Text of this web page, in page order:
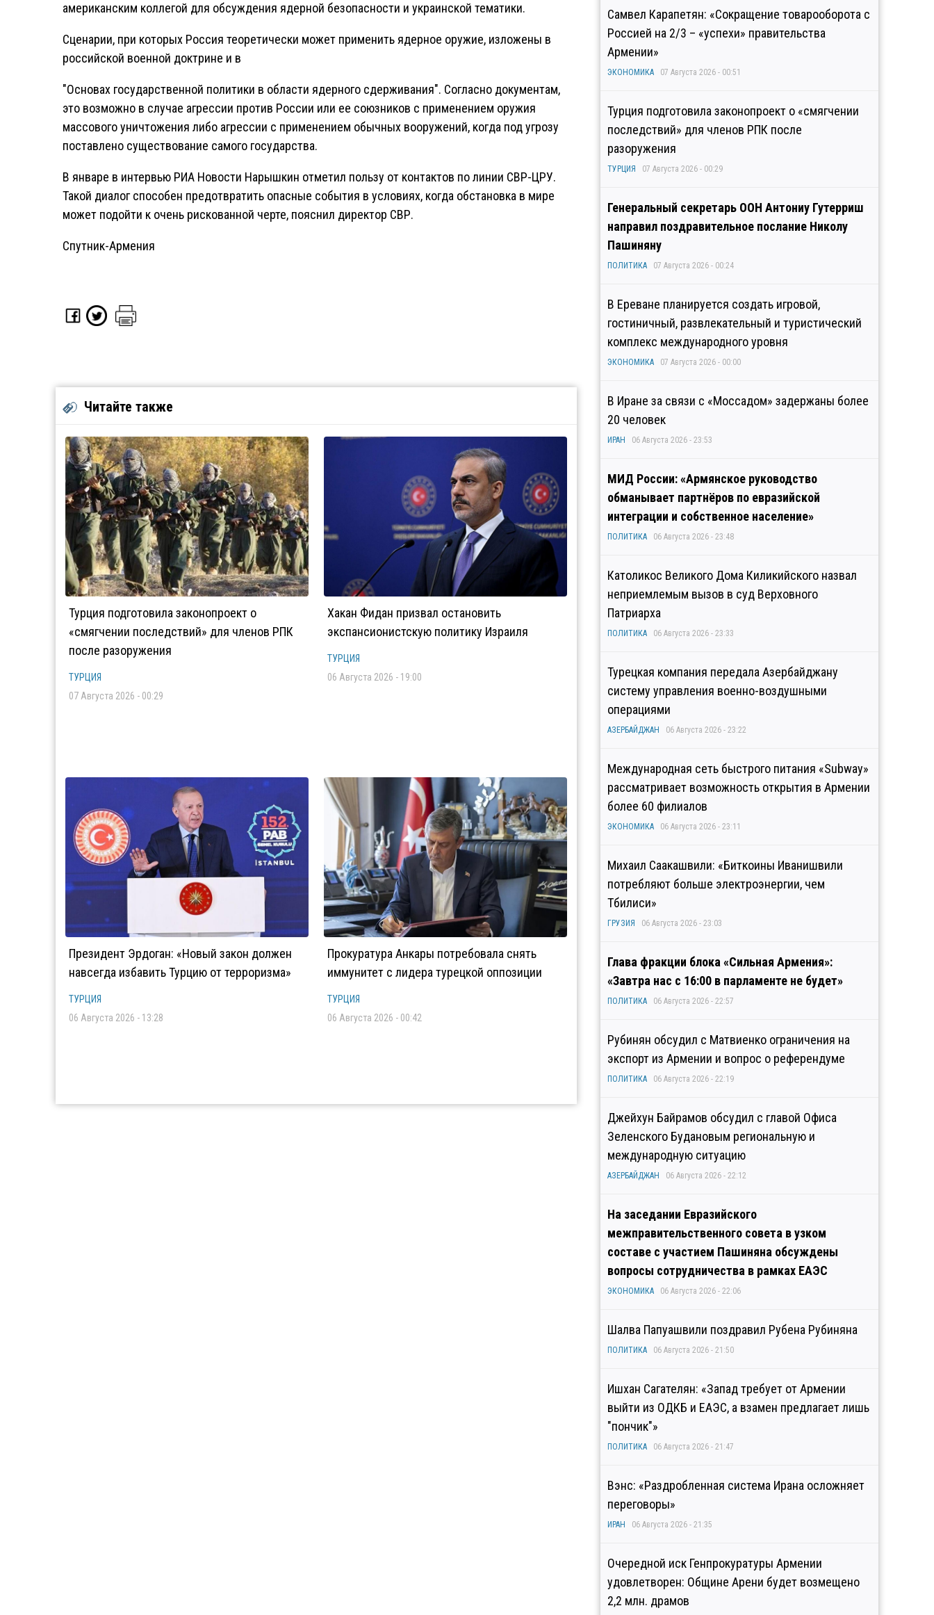
американским коллегой для обсуждения ядерной безопасности и украинской тематики.
Сценарии, при которых Россия теоретически может применить ядерное оружие, изложены в
российской военной доктрине и в
"Основах государственной политики в области ядерного сдерживания". Согласно документам,
это возможно в случае агрессии против России или ее союзников с применением оружия
массового уничтожения либо агрессии с применением обычных вооружений, когда под угрозу
поставлено существование самого государства.
В январе в интервью РИА Новости Нарышкин отметил пользу от контактов по линии СВР-ЦРУ.
Такой диалог способен предотвратить опасные события в условиях, когда обстановка в мире
может подойти к очень рискованной черте, пояснил директор СВР.
Спутник-Армения
Читайте также
Турция подготовила законопроект о
«смягчении последствий» для членов РПК
после разоружения
ТУРЦИЯ
07 Августа 2026 - 00:29
Хакан Фидан призвал остановить
экспансионистскую политику Израиля
ТУРЦИЯ
06 Августа 2026 - 19:00
Президент Эрдоган: «Новый закон должен
навсегда избавить Турцию от терроризма»
ТУРЦИЯ
06 Августа 2026 - 13:28
Прокуратура Анкары потребовала снять
иммунитет с лидера турецкой оппозиции
ТУРЦИЯ
06 Августа 2026 - 00:42
Самвел Карапетян: «Сокращение товарооборота с
Россией на 2/3 – «успехи» правительства
Армении»
ЭКОНОМИКА 07 Августа 2026 - 00:51
Турция подготовила законопроект о «смягчении
последствий» для членов РПК после
разоружения
ТУРЦИЯ 07 Августа 2026 - 00:29
Генеральный секретарь ООН Антониу Гутерриш
направил поздравительное послание Николу
Пашиняну
ПОЛИТИКА 07 Августа 2026 - 00:24
В Ереване планируется создать игровой,
гостиничный, развлекательный и туристический
комплекс международного уровня
ЭКОНОМИКА 07 Августа 2026 - 00:00
В Иране за связи с «Моссадом» задержаны более
20 человек
ИРАН 06 Августа 2026 - 23:53
МИД России: «Армянское руководство
обманывает партнёров по евразийской
интеграции и собственное население»
ПОЛИТИКА 06 Августа 2026 - 23:48
Католикос Великого Дома Киликийского назвал
неприемлемым вызов в суд Верховного
Патриарха
ПОЛИТИКА 06 Августа 2026 - 23:33
Турецкая компания передала Азербайджану
систему управления военно-воздушными
операциями
АЗЕРБАЙДЖАН 06 Августа 2026 - 23:22
Международная сеть быстрого питания «Subway»
рассматривает возможность открытия в Армении
более 60 филиалов
ЭКОНОМИКА 06 Августа 2026 - 23:11
Михаил Саакашвили: «Биткоины Иванишвили
потребляют больше электроэнергии, чем
Тбилиси»
ГРУЗИЯ 06 Августа 2026 - 23:03
Глава фракции блока «Сильная Армения»:
«Завтра нас с 16:00 в парламенте не будет»
ПОЛИТИКА 06 Августа 2026 - 22:57
Рубинян обсудил с Матвиенко ограничения на
экспорт из Армении и вопрос о референдуме
ПОЛИТИКА 06 Августа 2026 - 22:19
Джейхун Байрамов обсудил с главой Офиса
Зеленского Будановым региональную и
международную ситуацию
АЗЕРБАЙДЖАН 06 Августа 2026 - 22:12
На заседании Евразийского
межправительственного совета в узком
составе с участием Пашиняна обсуждены
вопросы сотрудничества в рамках ЕАЭС
ЭКОНОМИКА 06 Августа 2026 - 22:06
Шалва Папуашвили поздравил Рубена Рубиняна
ПОЛИТИКА 06 Августа 2026 - 21:50
Ишхан Сагателян: «Запад требует от Армении
выйти из ОДКБ и ЕАЭС, а взамен предлагает лишь
"пончик"»
ПОЛИТИКА 06 Августа 2026 - 21:47
Вэнс: «Раздробленная система Ирана осложняет
переговоры»
ИРАН 06 Августа 2026 - 21:35
Очередной иск Генпрокуратуры Армении
удовлетворен: Общине Арени будет возмещено
2,2 млн. драмов